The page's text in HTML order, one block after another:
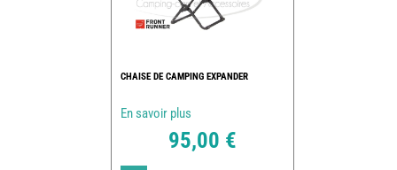
CHAISE DE CAMPING EXPANDER
En savoir plus
95,00 €